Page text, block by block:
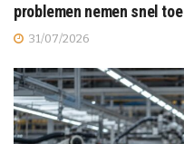
problemen nemen snel toe
31/07/2026